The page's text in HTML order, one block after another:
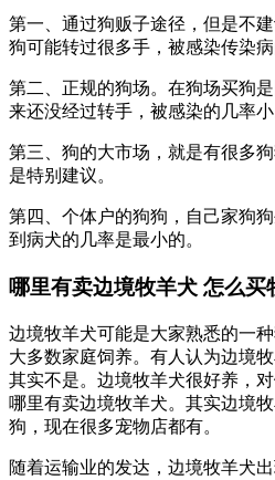
第一、通过狗贩子途径，但是不
狗可能转过很多手，被感染传染病
第二、正规的狗场。在狗场买狗
来还没经过转手，被感染的几率小
第三、狗的大市场，就是有很多
是特别建议。
第四、个体户的狗狗，自己家狗
到病犬的几率是最小的。
哪里有卖边境牧羊犬 怎么买
边境牧羊犬可能是大家熟悉的一
大多数家庭饲养。有人认为边境
其实不是。边境牧羊犬很好养，
哪里有卖边境牧羊犬。其实边境
狗，现在很多宠物店都有。
随着运输业的发达，边境牧羊犬